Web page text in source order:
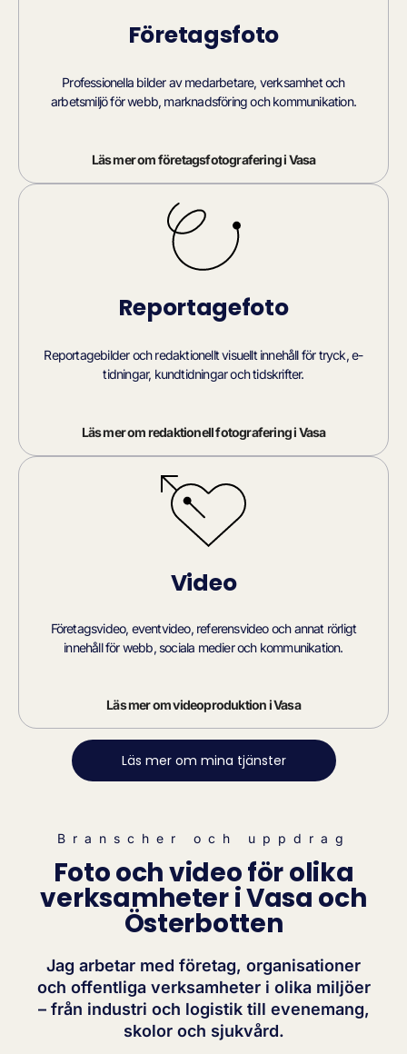
Företagsfoto
Professionella bilder av medarbetare, verksamhet och
arbetsmiljö för webb, marknadsföring och kommunikation.
Läs mer om företagsfotografering i Vasa
Reportagefoto
Reportagebilder och redaktionellt visuellt innehåll för tryck, e-
tidningar, kundtidningar och tidskrifter.
Läs mer om redaktionell fotografering i Vasa
Video
Företagsvideo, eventvideo, referensvideo och annat rörligt
innehåll för webb, sociala medier och kommunikation.
Läs mer om videoproduktion i Vasa
Läs mer om mina tjänster
Branscher och uppdrag
Foto och video för olika
verksamheter i Vasa och
Österbotten
Jag arbetar med företag, organisationer
och offentliga verksamheter i olika miljöer
– från industri och logistik till evenemang,
skolor och sjukvård.